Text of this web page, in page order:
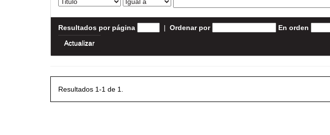
Resultados por página | Ordenar por En orden
Resultados 1-1 de 1.